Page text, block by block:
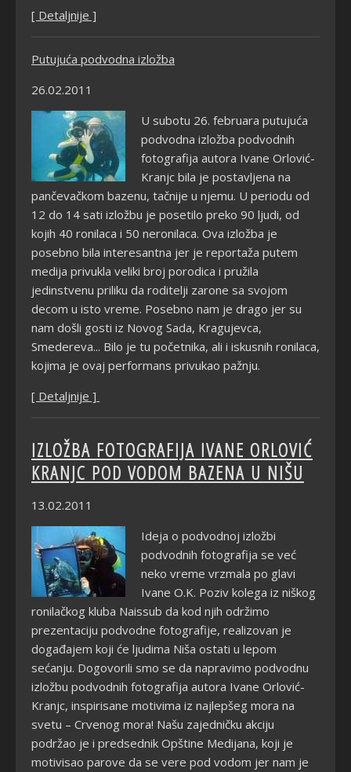
[ Detaljnije ]
Putujuća podvodna izložba
26.02.2011
U subotu 26. februara putujuća
podvodna izložba podvodnih
fotografija autora Ivane Orlović-
Kranjc bila je postavljena na
pančevačkom bazenu, tačnije u njemu. U periodu od
12 do 14 sati izložbu je posetilo preko 90 ljudi, od
kojih 40 ronilaca i 50 neronilaca. Ova izložba je
posebno bila interesantna jer je reportaža putem
medija privukla veliki broj porodica i pružila
jedinstvenu priliku da roditelji zarone sa svojom
decom u isto vreme. Posebno nam je drago jer su
nam došli gosti iz Novog Sada, Kragujevca,
Smedereva... Bilo je tu početnika, ali i iskusnih ronilaca,
kojima je ovaj performans privukao pažnju.
[ Detaljnije ]
IZLOŽBA FOTOGRAFIJA IVANE ORLOVIĆ
KRANJC POD VODOM BAZENA U NIŠU
13.02.2011
Ideja o podvodnoj izložbi
podvodnih fotografija se već
neko vreme vrzmala po glavi
Ivane O.K. Poziv kolega iz niškog
ronilačkog kluba Naissub da kod njih održimo
prezentaciju podvodne fotografije, realizovan je
događajem koji će ljudima Niša ostati u lepom
sećanju. Dogovorili smo se da napravimo podvodnu
izložbu podvodnih fotografija autora Ivane Orlović-
Kranjc, inspirisane motivima iz najlepšeg mora na
svetu – Crvenog mora! Našu zajedničku akciju
podržao je i predsednik Opštine Medijana, koji je
motivisao parove da se vere pod vodom jer nam je